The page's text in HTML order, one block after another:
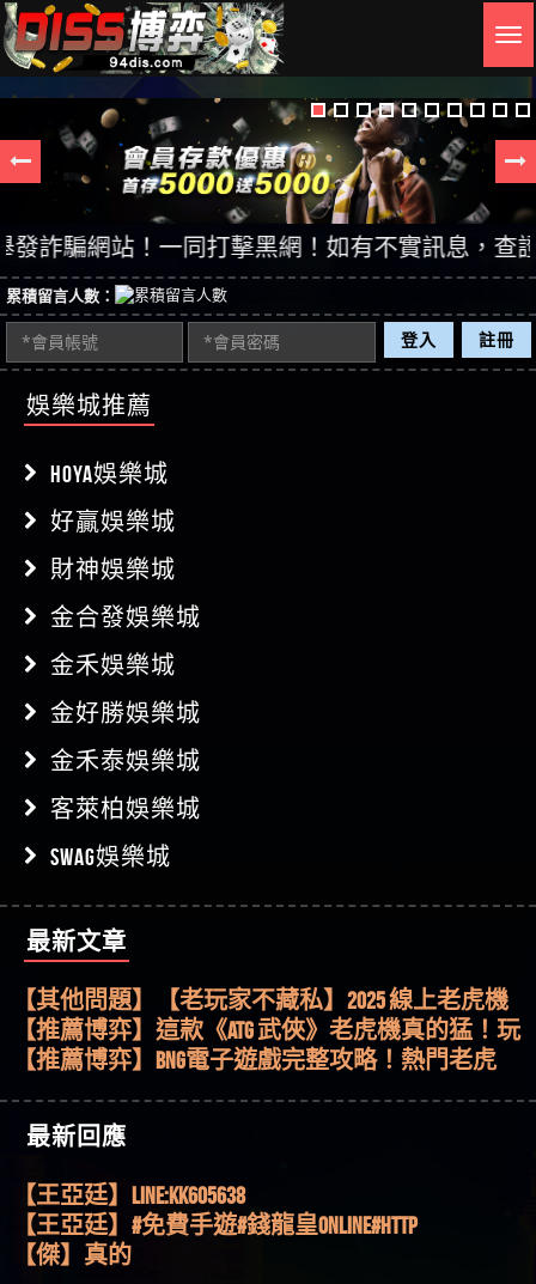
網站！一同打擊黑網！如有不實訊息，查證後立
累積留言人數：
登入 註冊
娛樂城推薦
HOYA娛樂城
好贏娛樂城
財神娛樂城
金合發娛樂城
金禾娛樂城
金好勝娛樂城
金禾泰娛樂城
客萊柏娛樂城
SWAG娛樂城
最新文章
【其他問題】用理性數據指路，開啟你的高回報
娛樂之旅
【其他問題】【老玩家不藏私】2025 線上老虎機
這樣挑！RTP、波動率和平台安全的全攻略！
【推薦博弈】這款《ATG 武俠》老虎機真的猛！玩
過才知道什麼叫超過3萬種中獎方式！
【推薦博弈】BNG電子遊戲完整攻略！熱門老虎
51,000倍數玩法攻略，輕鬆稱霸老虎機！
【其他問題】「拆解力智投資詐騙套路緊急追討
賴zg369」力智投資是不是詐騙 力智投資是真的嗎
力智投資是詐騙嗎 南部老翁還在癡迷力智投資高
回報獲利 請不要在匯款
【其他問題】 【遇天盛商行詐騙追回資金賴
zg369】天盛商行詐騙 天盛商行是不是詐騙 天盛商
行是真的嗎 天盛商行是詐騙嗎 被天盛商行詐騙一
招教你拿回
【其他問題】 受害者援助賴【zg369】退休老翁被
大戶e點靈詐騙痛不欲生 大戶e點靈是真的嗎 大戶e
點靈是不是詐騙 大戶e點靈是詐騙嗎 大戶e點靈無
法出金 （大戶e點靈）教你如何規避詐騙陷阱
【其他問題】 弘記投資詐騙持續收割國人中【免
費討回資金賴zg369】弘記投資是詐騙嗎 弘記投資
是不是詐騙 弘記投資是真的嗎 被弘記投資詐騙的
【其他問題】 被騙追回賴【zg369】KnTop利用新型
詐騙手法欺詐群眾 KnTop是真的嗎 KnTop是不是詐騙
【其他問題】機台運算專案詐騙持續收割國人中
最新回應
【傑】推代理真的好相處
回答
【王亞廷】LINE:kK605638
【王亞廷】#免費手遊#錢龍皇ONLINE#http
【傑】真的